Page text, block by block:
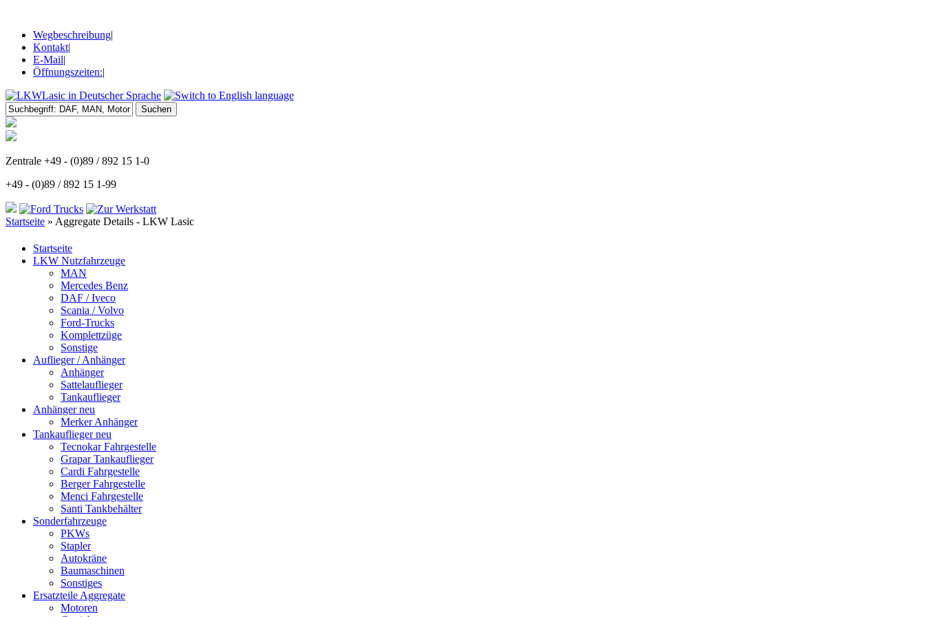
Wegbeschreibung|
Kontakt|
E-Mail|
Öffnungszeiten:|
Zentrale +49 - (0)89 / 892 15 1-0
+49 - (0)89 / 892 15 1-99
Startseite » Aggregate Details - LKW Lasic
Startseite
LKW Nutzfahrzeuge
MAN
Mercedes Benz
DAF / Iveco
Scania / Volvo
Ford-Trucks
Komplettzüge
Sonstige
Auflieger / Anhänger
Anhänger
Sattelauflieger
Tankauflieger
Anhänger neu
Merker Anhänger
Tankauflieger neu
Tecnokar Fahrgestelle
Grapar Tankauflieger
Cardi Fahrgestelle
Berger Fahrgestelle
Menci Fahrgestelle
Santi Tankbehälter
Sonderfahrzeuge
PKWs
Stapler
Autokräne
Baumaschinen
Sonstiges
Ersatzteile Aggregate
Motoren